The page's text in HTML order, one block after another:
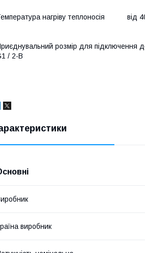
нагріву теплоносія від
розмір для підключення
/ 2-B
виробник